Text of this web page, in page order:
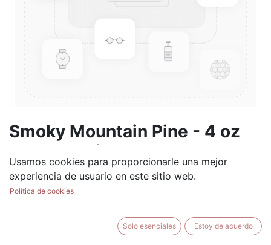
Smoky Mountain Pine - 4 oz
Scented Oil
(0 reseña)
$19.99
Usamos cookies para proporcionarle una mejor
experiencia de usuario en este sitio web.
Política de cookies
Solo esenciales Estoy de acuerdo